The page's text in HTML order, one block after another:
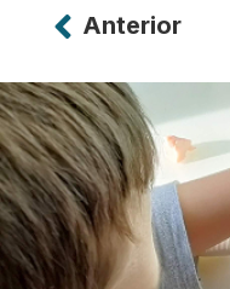
Alternative:
Anterior